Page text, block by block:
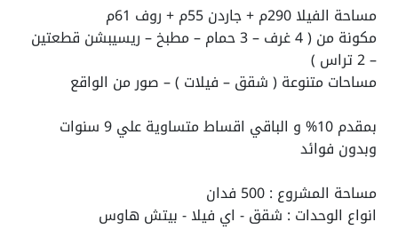
مساحة الفيلا 290م + جاردن 55م + روف 61م
مكونة من ( 4 غرف – 3 حمام – مطبخ – ريسيبشن قطعتين
– 2 تراس )
مساحات متنوعة ( شقق – فيلات ) – صور من الواقع
بمقدم 10% و الباقي اقساط متساوية علي 9 سنوات
وبدون فوائد
مساحة المشروع : 500 فدان
انواع الوحدات : شقق - اي فيلا - بيتش هاوس